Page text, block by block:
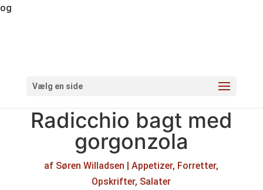
og
Vælg en side
Radicchio bagt med
gorgonzola
af Søren Willadsen |Appetizer, Forretter,
Opskrifter, Salater